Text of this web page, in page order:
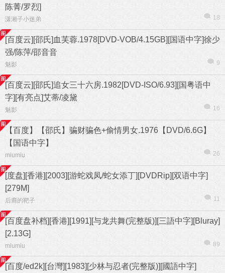
陈菁/罗烈]
潇湘子小迷弟 18
[百度云][邵氏]血芙蓉.1978[DVD-VOB/4.15GB][国语中字]徐少
强/陈萍/邵音音
魅影 9
[百度云][邵氏]追女三十六房.1982[DVD-ISO/6.93][国粤语中
字][有亮点]艾蒂/凌黛
魅影 16
【百度】【邵氏】骗财骗色+偷情男女.1976【DVD/6.6G】
【国语中字】
miumiu 26
[度盘][香港][2003][游蛇戏凤/蛇女添丁][DVDRip][双语中字]
[279M]
后裔的靶子 11
[百度盘补档][香港][1991][与龙共舞(完整版)][三語中字][Bluray]
[2.13G]
miumiu 89
[百度/ed2k][台灣][1983][少林与忍者(完整版)][國語中字]